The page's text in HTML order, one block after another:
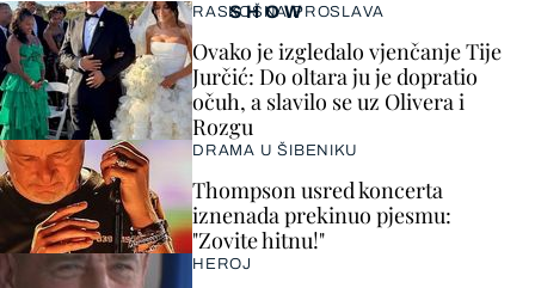
SHOW
RASKOŠNA PROSLAVA
Ovako je izgledalo vjenčanje Tije
Jurčić: Do oltara ju je dopratio
očuh, a slavilo se uz Olivera i
Rozgu
DRAMA U ŠIBENIKU
Thompson usred koncerta
iznenada prekinuo pjesmu:
"Zovite hitnu!"
HEROJ